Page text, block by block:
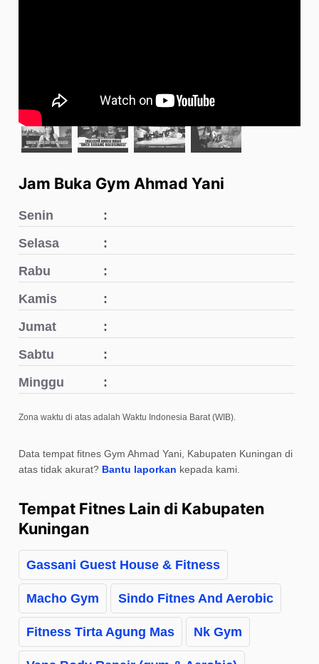
Jam Buka Gym Ahmad Yani
Senin
Selasa
Rabu
Kamis
Jumat
Sabtu
Minggu
Zona waktu di atas adalah Waktu Indonesia Barat (WIB).
Data tempat fitnes Gym Ahmad Yani, Kabupaten Kuningan di
atas tidak akurat? Bantu laporkan kepada kami.
Tempat Fitnes Lain di Kabupaten
Kuningan
Gassani Guest House & Fitness
Macho Gym Sindo Fitnes And Aerobic
Fitness Tirta Agung Mas Nk Gym